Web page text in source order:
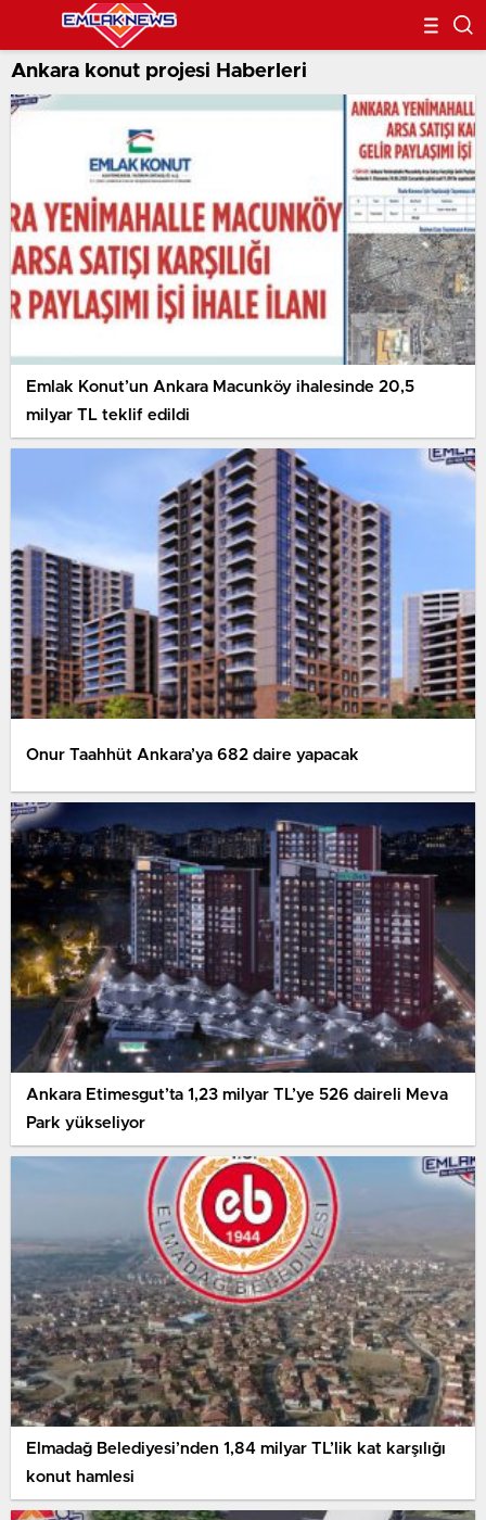
Ankara konut projesi Haberleri
Emlak Konut’un Ankara Macunköy ihalesinde 20,5
milyar TL teklif edildi
Onur Taahhüt Ankara’ya 682 daire yapacak
Ankara Etimesgut’ta 1,23 milyar TL’ye 526 daireli Meva
Park yükseliyor
Elmadağ Belediyesi’nden 1,84 milyar TL’lik kat karşılığı
konut hamlesi